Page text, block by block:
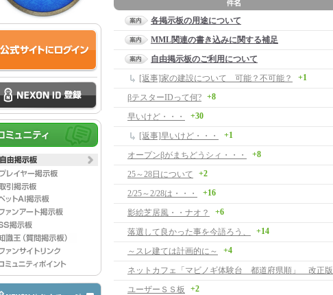
各掲示板の用途について
MML関連の書き込みに関する補足
自由掲示板のご利用について
[返事]家の建設について 可能？不可能？
+1
βテスターIDって何? +8
早いけど・・・
+30
[返事]早いけど・・・
+1
オープンβがまちどうシィ・・・
+8
25～28日について
+2
2/25～2/28は・・・
+16
影絵芝居風・・ナオ？
+6
落選して良かった事を今語ろう、
+14
～スレ建ては計画的に～
+4
ネットカフェ「マビノギ体験台 都道府県順」 改正版
ユーザーＳＳ板
+2